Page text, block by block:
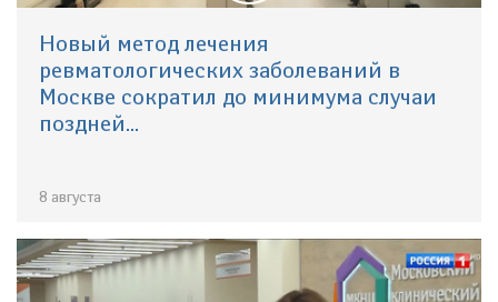
Новый метод лечения
ревматологических заболеваний в
Москве сократил до минимума случаи
поздней...
8 августа